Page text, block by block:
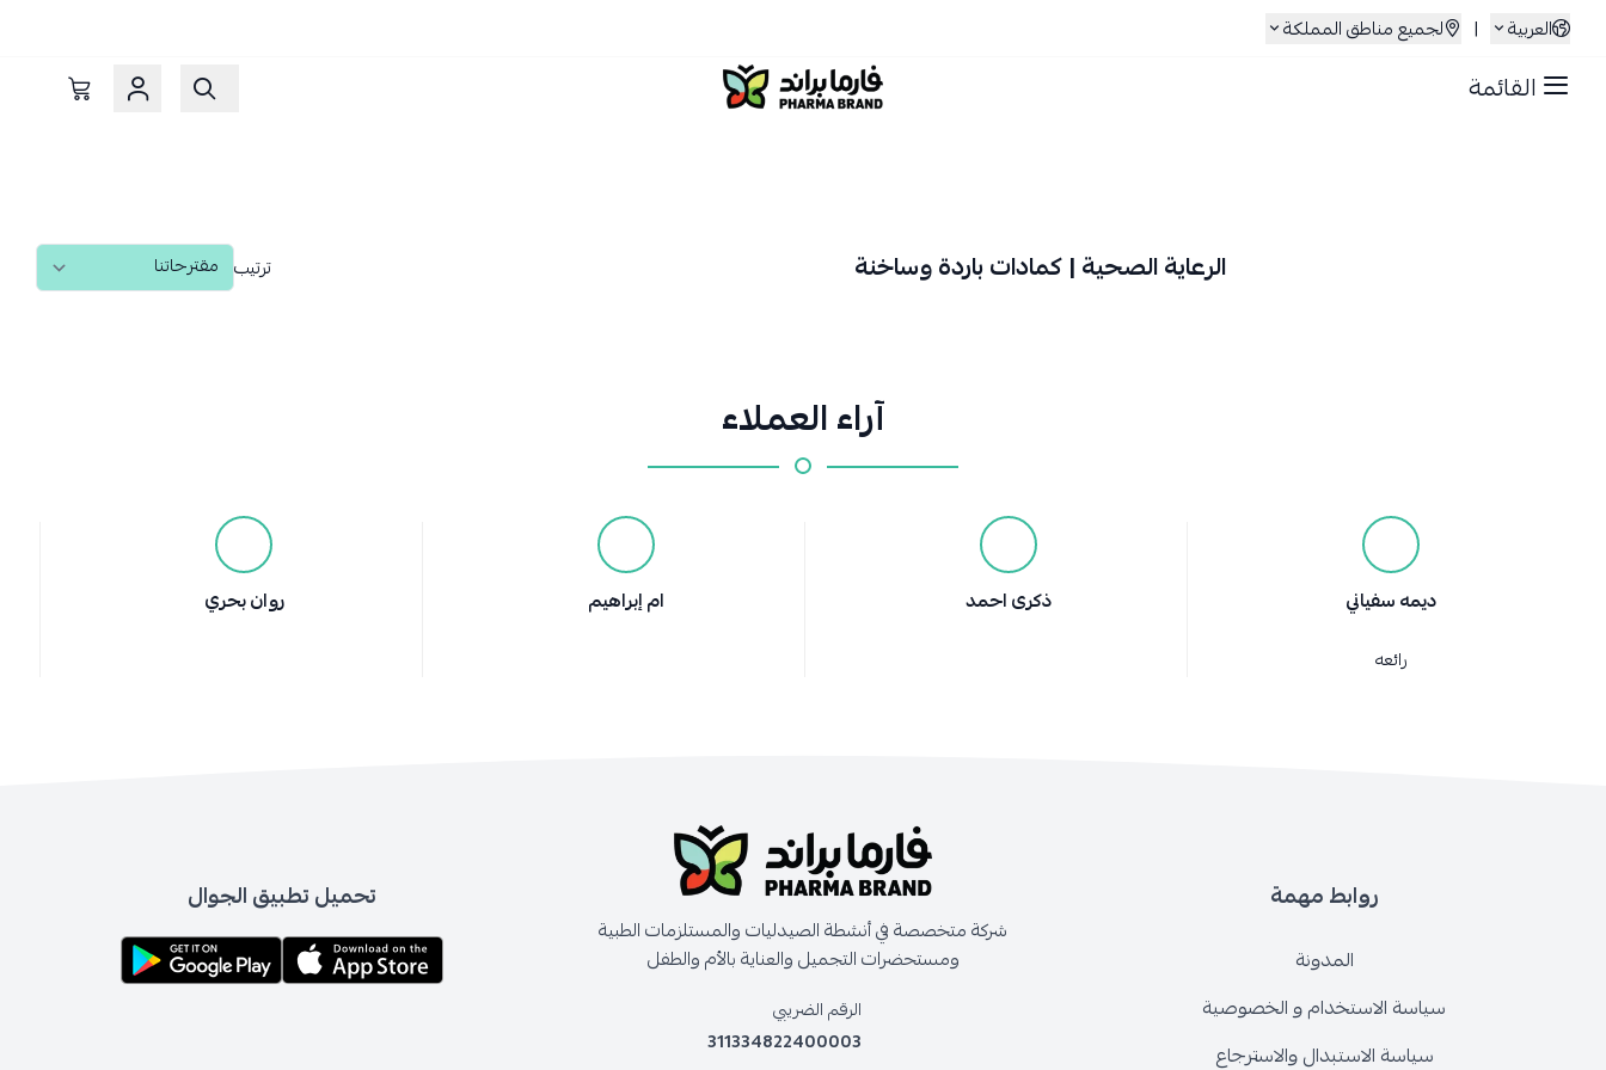
العربية | لجميع مناطق المملكة
القائمة صيدلية فارما براند
الرعاية الصحية | كمادات باردة وساخنة ترتيب
آراء العملاء
ديمه سفياني
رائعه
ذكرى احمد ام إبراهيم روان بحري
روابط مهمة
المدونة
سياسة الاستخدام و الخصوصية
سياسة الاستبدال والاسترجاع
شركة متخصصة في أنشطة الصيدليات والمستلزمات الطبية
ومستحضرات التجميل والعناية بالأم والطفل
الرقم الضريبي
311334822400003
تحميل تطبيق الجوال